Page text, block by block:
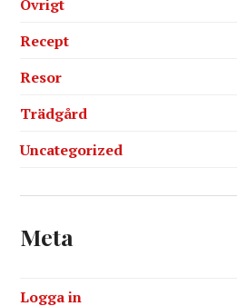
Övrigt
Recept
Resor
Trädgård
Uncategorized
Meta
Logga in